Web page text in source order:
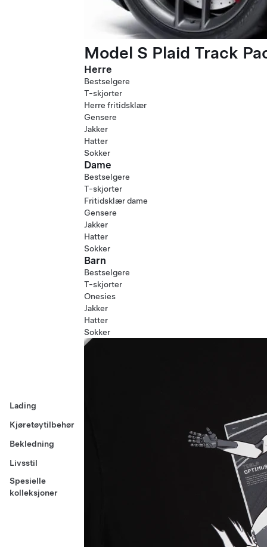
Lading
Kjøretøytilbehør
Bekledning
Livsstil
Spesielle
kolleksjoner
Model S Plaid Track
Herre
Bestselgere
T-skjorter
Herre fritidsklær
Gensere
Jakker
Hatter
Sokker
Dame
Bestselgere
T-skjorter
Fritidsklær dame
Gensere
Jakker
Hatter
Sokker
Barn
Bestselgere
T-skjorter
Onesies
Jakker
Hatter
Sokker